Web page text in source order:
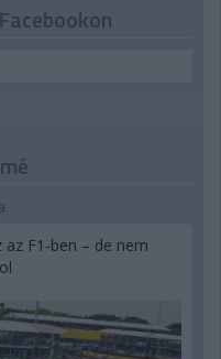
F1-ben – de nem